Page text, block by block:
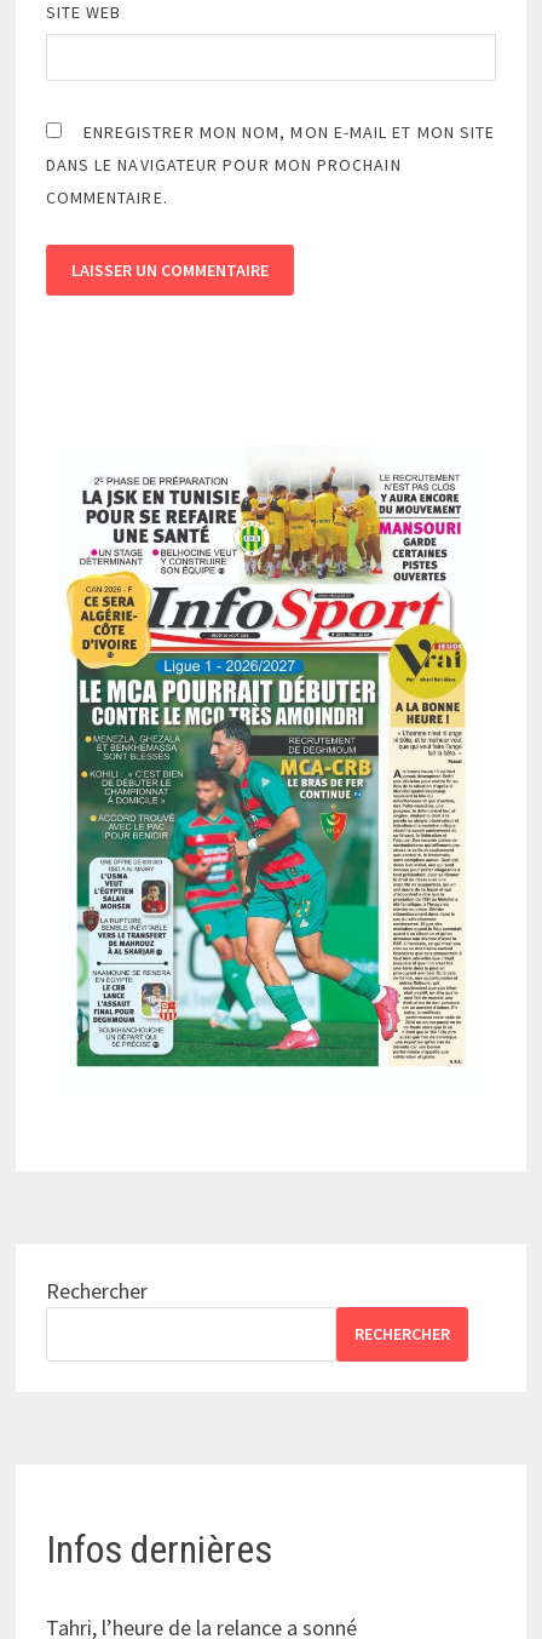
SITE WEB
ENREGISTRER MON NOM, MON E-MAIL ET MON SITE
DANS LE NAVIGATEUR POUR MON PROCHAIN
COMMENTAIRE.
Rechercher
RECHERCHER
Infos dernières
Tahri, l’heure de la relance a sonné